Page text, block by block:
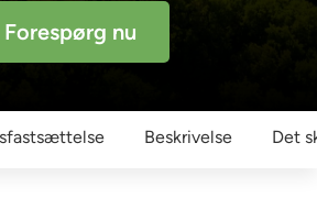
Forespørg nu
Beskrivelse Det